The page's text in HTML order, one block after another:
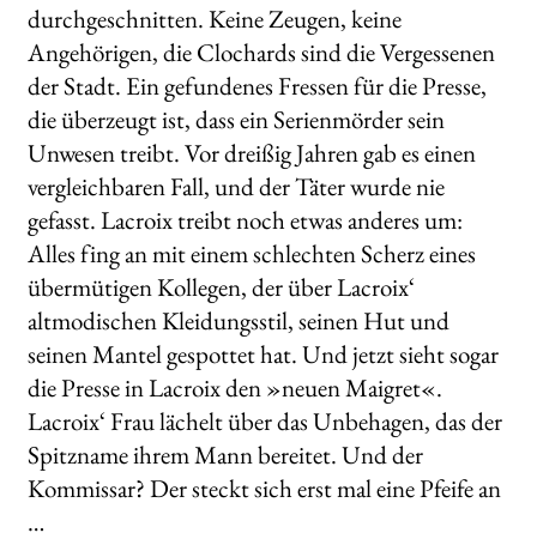
durchgeschnitten. Keine Zeugen, keine
Angehörigen, die Clochards sind die Vergessenen
der Stadt. Ein gefundenes Fressen für die Presse,
die überzeugt ist, dass ein Serienmörder sein
Unwesen treibt. Vor dreißig Jahren gab es einen
vergleichbaren Fall, und der Täter wurde nie
gefasst. Lacroix treibt noch etwas anderes um:
Alles fing an mit einem schlechten Scherz eines
übermütigen Kollegen, der über Lacroix‘
altmodischen Kleidungsstil, seinen Hut und
seinen Mantel gespottet hat. Und jetzt sieht sogar
die Presse in Lacroix den »neuen Maigret«.
Lacroix‘ Frau lächelt über das Unbehagen, das der
Spitzname ihrem Mann bereitet. Und der
Kommissar? Der steckt sich erst mal eine Pfeife an
…